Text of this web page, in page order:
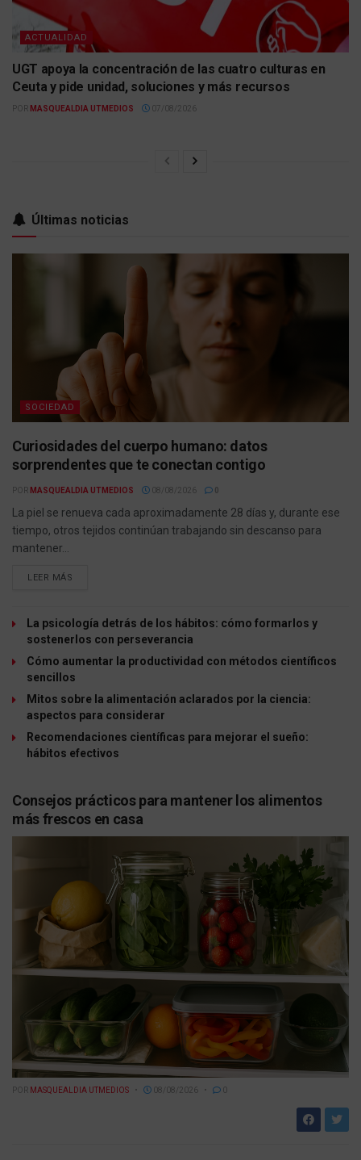
ACTUALIDAD
UGT apoya la concentración de las cuatro culturas en
Ceuta y pide unidad, soluciones y más recursos
POR MASQUEALDIA UTMEDIOS 07/08/2026
Últimas noticias
SOCIEDAD
Curiosidades del cuerpo humano: datos
sorprendentes que te conectan contigo
POR MASQUEALDIA UTMEDIOS 08/08/2026
La piel se renueva cada aproximadamente 28 días y, durante ese
tiempo, otros tejidos continúan trabajando sin descanso para
mantener...
LEER MÁS
La psicología detrás de los hábitos: cómo formarlos y
sostenerlos con perseverancia
Cómo aumentar la productividad con métodos científicos
sencillos
Mitos sobre la alimentación aclarados por la ciencia:
aspectos para considerar
Recomendaciones científicas para mejorar el sueño:
hábitos efectivos
Consejos prácticos para mantener los alimentos
más frescos en casa
POR MASQUEALDIA UTMEDIOS 08/08/2026 0